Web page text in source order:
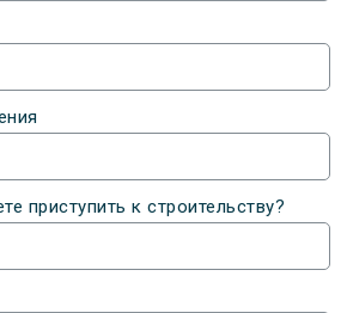
приступить к строительству?